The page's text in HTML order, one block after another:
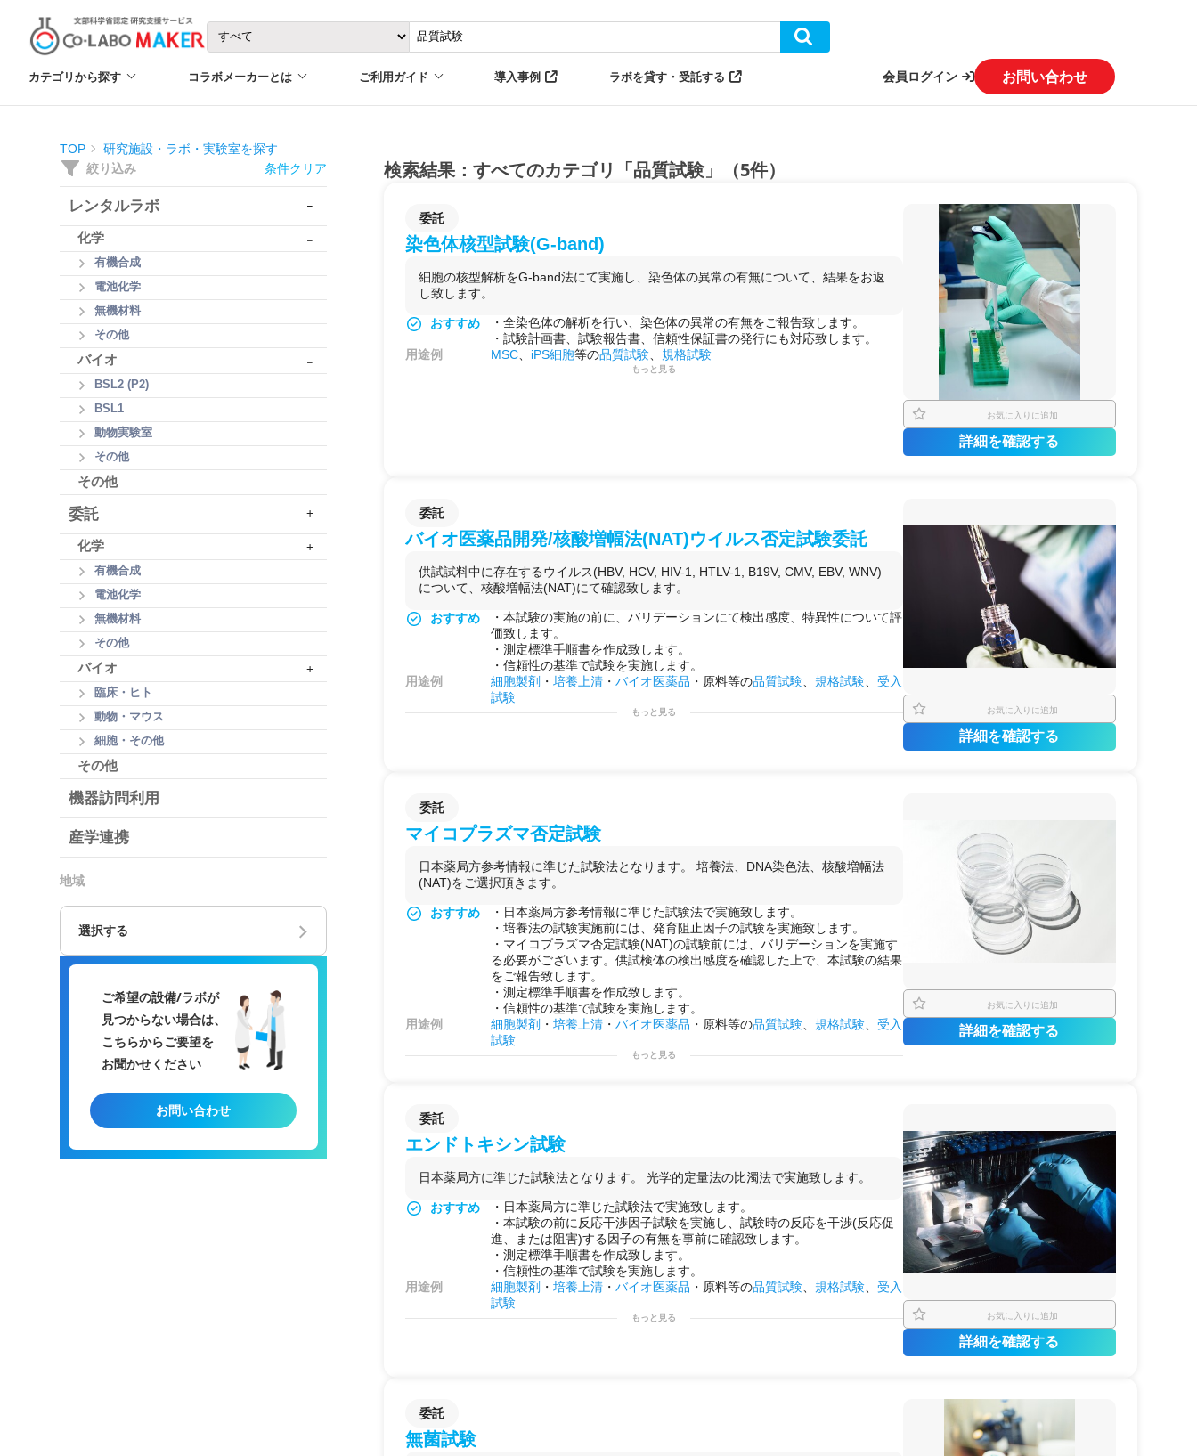
カテゴリから探す コラボメーカーとは ご利用ガイド 導入事例 ラボを貸す・受託する 会員ログイン お問い合わせ
TOP 研究施設・ラボ・実験室を探す
絞り込み 条件クリア
レンタルラボ -
化学 -
有機合成
電池化学
無機材料
その他
バイオ -
BSL2 (P2)
BSL1
動物実験室
その他
その他
委託 +
化学 +
有機合成
電池化学
無機材料
その他
バイオ +
臨床・ヒト
動物・マウス
細胞・その他
その他
機器訪問利用
産学連携
地域
選択する
ご希望の設備/ラボが
見つからない場合は、
こちらからご要望を
お聞かせください
お問い合わせ
検索結果：すべてのカテゴリ「品質試験」（5件）
委託
染色体核型試験(G-band)
細胞の核型解析をG-band法にて実施し、染色体の異常の有無について、結果をお返
し致します。
おすすめ
・全染色体の解析を行い、染色体の異常の有無をご報告致します。
・試験計画書、試験報告書、信頼性保証書の発行にも対応致します。
用途例
MSC iPS細胞等の品質試験 、規格試験
もっと見る
お気に入りに追加
詳細を確認する
委託
バイオ医薬品開発/核酸増幅法(NAT)ウイルス否定試験委託
供試試料中に存在するウイルス(HBV, HCV, HIV-1, HTLV-1, B19V, CMV, EBV, WNV)
について、核酸増幅法(NAT)にて確認致します。
おすすめ
・本試験の実施の前に、バリデーションにて検出感度、特異性について評
価致します。
・測定標準手順書を作成致します。
・信頼性の基準で試験を実施します。
用途例
細胞製剤 ・培養上清 ・バイオ医薬品 ・原料等の品質試験 、規格試験 、受入
試験
もっと見る お気に入りに追加
詳細を確認する
委託
マイコプラズマ否定試験
日本薬局方参考情報に準じた試験法となります。 培養法、DNA染色法、核酸増幅法
(NAT)をご選択頂きます。
おすすめ
・日本薬局方参考情報に準じた試験法で実施致します。
・培養法の試験実施前には、発育阻止因子の試験を実施致します。
・マイコプラズマ否定試験(NAT)の試験前には、バリデーションを実施す
る必要がございます。供試検体の検出感度を確認した上で、本試験の結果
をご報告致します。
・測定標準手順書を作成致します。
・信頼性の基準で試験を実施します。
用途例
細胞製剤 ・培養上清 ・バイオ医薬品 ・原料等の品質試験 、規格試験 、受入
試験
もっと見る
お気に入りに追加
詳細を確認する
委託
エンドトキシン試験
日本薬局方に準じた試験法となります。 光学的定量法の比濁法で実施致します。
おすすめ
・日本薬局方に準じた試験法で実施致します。
・本試験の前に反応干渉因子試験を実施し、試験時の反応を干渉(反応促
進、または阻害)する因子の有無を事前に確認致します。
・測定標準手順書を作成致します。
・信頼性の基準で試験を実施します。
用途例
細胞製剤 ・培養上清 ・バイオ医薬品 ・原料等の品質試験 、規格試験 、受入
試験
もっと見る お気に入りに追加
詳細を確認する
委託
無菌試験